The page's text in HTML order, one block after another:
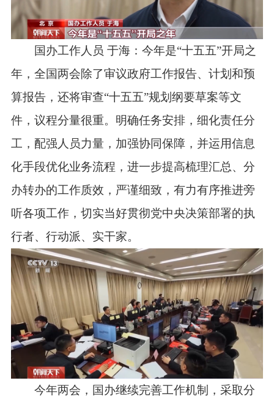
国办工作人员 于海：今年是“十五五”开局之
年，全国两会除了审议政府工作报告、计划和预
算报告，还将审查“十五五”规划纲要草案等文
件，议程分量很重。明确任务安排，细化责任分
工，配强人员力量，加强协同保障，并运用信息
化手段优化业务流程，进一步提高梳理汇总、分
办转办的工作质效，严谨细致，有力有序推进旁
听各项工作，切实当好贯彻党中央决策部署的执
行者、行动派、实干家。
今年两会，国办继续完善工作机制，采取分